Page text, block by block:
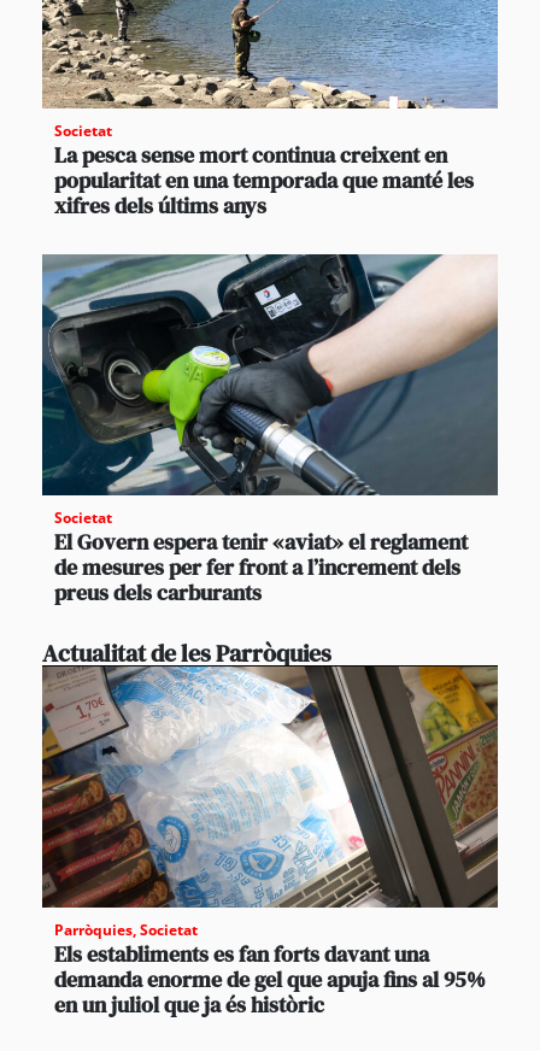
Societat
La pesca sense mort continua creixent en
popularitat en una temporada que manté les
xifres dels últims anys
Societat
El Govern espera tenir «aviat» el reglament
de mesures per fer front a l’increment dels
preus dels carburants
Actualitat de les Parròquies
Parròquies,Societat
Els establiments es fan forts davant una
demanda enorme de gel que apuja fins al 95%
en un juliol que ja és històric